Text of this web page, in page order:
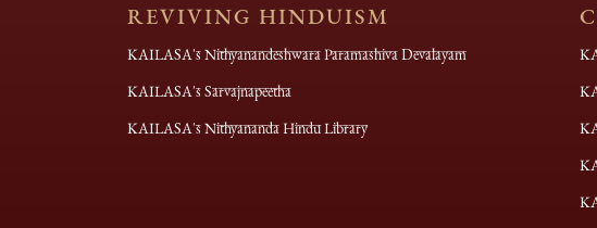
REVIVING HINDUISM
KAILASA's Nithyanandeshwara Paramashiva Devalayam
KAILASA's Sarvajnapeetha
KAILASA's Nithyananda Hindu Library